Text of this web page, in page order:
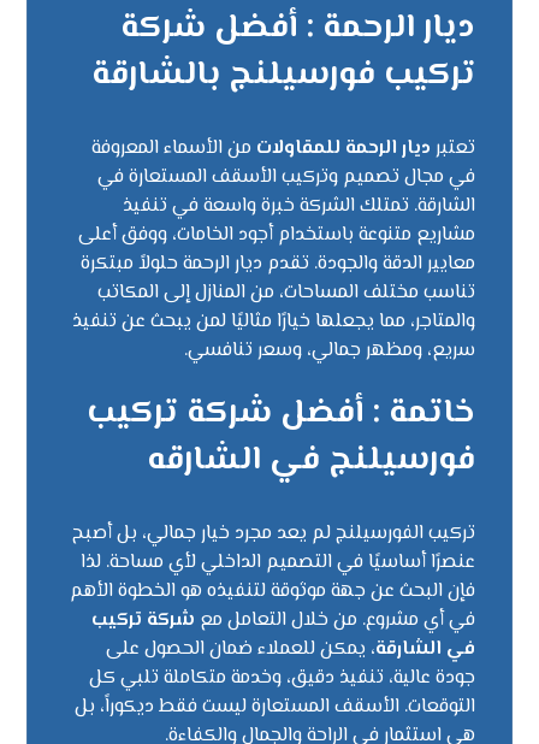
ديار الرحمة : أفضل شركة
تركيب فورسيلنج بالشارقة
تعتبر ديار الرحمة للمقاولات من الأسماء المعروفة
في مجال تصميم وتركيب الأسقف المستعارة في
الشارقة. تمتلك الشركة خبرة واسعة في تنفيذ
مشاريع متنوعة باستخدام أجود الخامات، ووفق أعلى
معايير الدقة والجودة. تقدم ديار الرحمة حلولاً مبتكرة
تناسب مختلف المساحات، من المنازل إلى المكاتب
والمتاجر، مما يجعلها خيارًا مثاليًا لمن يبحث عن تنفيذ
سريع، ومظهر جمالي، وسعر تنافسي.
خاتمة : أفضل شركة تركيب
فورسيلنج في الشارقه
تركيب الفورسيلنج لم يعد مجرد خيار جمالي، بل أصبح
عنصرًا أساسيًا في التصميم الداخلي لأي مساحة. لذا
فإن البحث عن جهة موثوقة لتنفيذه هو الخطوة الأهم
في أي مشروع. من خلال التعامل مع شركة تركيب
في الشارقة، يمكن للعملاء ضمان الحصول على
جودة عالية، تنفيذ دقيق، وخدمة متكاملة تلبي كل
التوقعات. الأسقف المستعارة ليست فقط ديكوراً، بل
هي استثمار في الراحة والجمال والكفاءة.